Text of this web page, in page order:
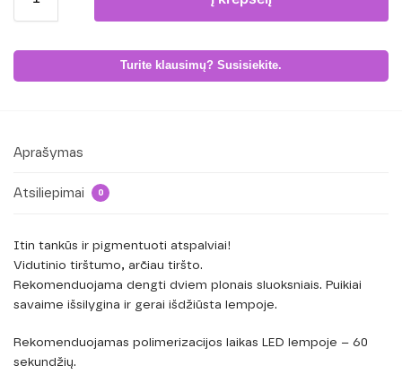
Turite klausimų? Susisiekite.
Aprašymas
Atsiliepimai 0
Itin tankūs ir pigmentuoti atspalviai!
Vidutinio tirštumo, arčiau tiršto.
Rekomenduojama dengti dviem plonais sluoksniais. Puikiai
savaime išsilygina ir gerai išdžiūsta lempoje.
Rekomenduojamas polimerizacijos laikas LED lempoje – 60
sekundžių.